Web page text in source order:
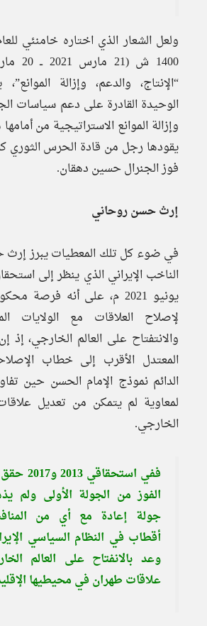
ولعل الشعار الذي اختاره خامنئي
“الإنتاج، والدعم، وإزالة
الوحيدة القادرة على دعم سياسات
وإزالة الموانع الاستراتيجية من
يقودها رجل من قادة الحرس الثوري
فوز الجنرال حسين دهقان.
إرث حسن روحاني
في ضوء كل تلك المعطيات يبرز إرث
الناخب الإيراني الذي ينظر إلى
يونيو 2021 م، على أنه فرصة
لإصلاح العلاقات مع الولايات
والانتفتاح على العالم الخارجي،
المعتدل الأقرب إلى خطاب
الدائم نموذج الإمام الحسن حين
لمعاوية لم يتمكن من تعديل
الخارجي.
ففي
الفوز من الجولة الأولى ولم
جولة إعادة مع أي من
أقطاب في النظام السياسي
وعد بالانفتاح على العالم
علاقات طهران في محيطيها